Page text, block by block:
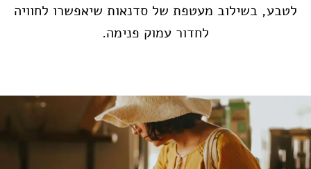
לטבע, בשילוב מעטפת של סדנאות שיאפשרו לחוויה
לחדור עמוק פנימה.